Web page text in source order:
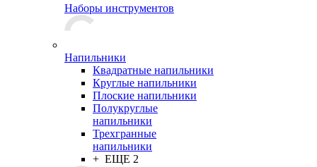
Наборы инструментов
Напильники
Квадратные напильники
Круглые напильники
Плоские напильники
Полукруглые
напильники
Трехгранные
напильники
+ ЕЩЕ 2